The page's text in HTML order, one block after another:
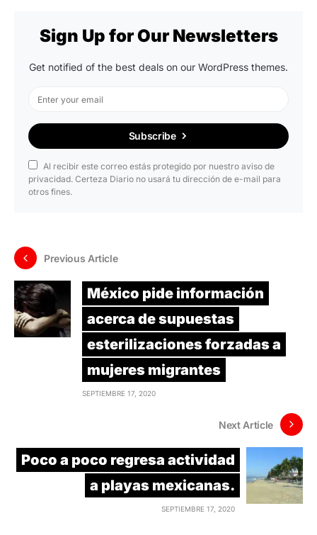
Sign Up for Our Newsletters
Get notified of the best deals on our WordPress themes.
Subscribe
Al recibir este correo estás protegido por nuestro aviso de
privacidad. Certeza Diario no usará tu dirección de e-mail para
otros fines.
Previous Article
México pide información
acerca de supuestas
esterilizaciones forzadas a
mujeres migrantes
SEPTIEMBRE 17, 2020
Next Article
Poco a poco regresa actividad
a playas mexicanas.
SEPTIEMBRE 17, 2020